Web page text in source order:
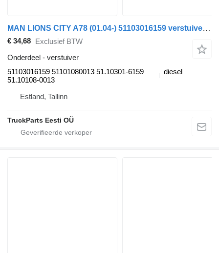
MAN LIONS CITY A78 (01.04-) 51103016159 verstuiver voor MAN Lion's bus (1991-)
€ 34,68 Exclusief BTW
Onderdeel - verstuiver
51103016159 51101080013 51.10301-6159
51.10108-0013
diesel
Estland, Tallinn
TruckParts Eesti OÜ